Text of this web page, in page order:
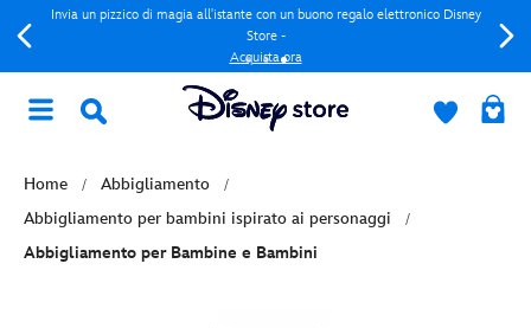
Invia un pizzico di magia all'istante con un buono regalo elettronico Disney
Store -
Acquista ora
Home
Abbigliamento
Abbigliamento per bambini ispirato ai personaggi
Abbigliamento per Bambine e Bambini